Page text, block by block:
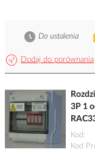
Dodaj do porównania
Do ustalenia
3P 1
Kod
Kod